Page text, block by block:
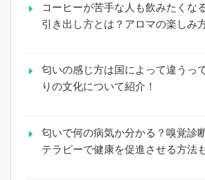
コーヒーが苦手な人も飲みたくな
引き出し方とは？アロマの楽しみ
匂いの感じ方は国によって違うっ
りの文化について紹介！
匂いで何の病気か分かる？嗅覚診
テラピーで健康を促進させる方法